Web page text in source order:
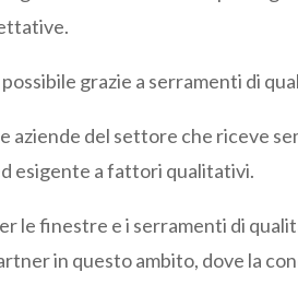
grazie a serramenti di
aziende del settore che riceve
esigente a fattori qualitativi.
le finestre e i serramenti di
in questo ambito, dove la